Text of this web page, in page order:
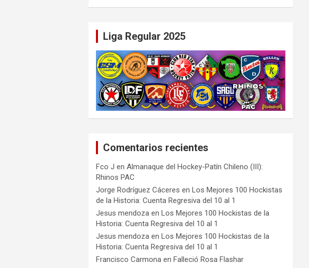
Liga Regular 2025
Comentarios recientes
Fco J enAlmanaque del Hockey-Patín Chileno (III):
Rhinos PAC
Jorge Rodríguez Cáceres enLos Mejores 100 Hockistas
de la Historia: Cuenta Regresiva del 10 al 1
Jesus mendoza enLos Mejores 100 Hockistas de la
Historia: Cuenta Regresiva del 10 al 1
Jesus mendoza enLos Mejores 100 Hockistas de la
Historia: Cuenta Regresiva del 10 al 1
Francisco Carmona enFalleció Rosa Flashar